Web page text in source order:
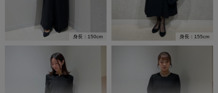
身長：150cm 身長：155cm